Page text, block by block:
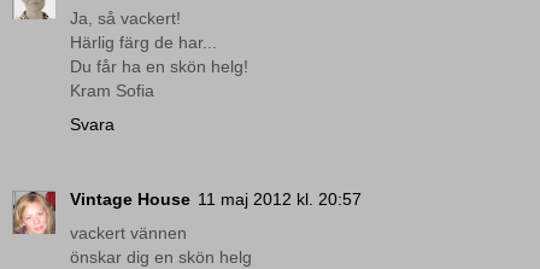
Ja, så vackert!
Härlig färg de har...
Du får ha en skön helg!
Kram Sofia
Svara
Vintage House 11 maj 2012 kl. 20:57
vackert vännen
önskar dig en skön helg